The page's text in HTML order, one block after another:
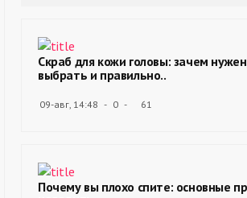
Скраб для кожи головы: зачем
выбрать и правильно..
09-авг, 14:48 0 61
Почему вы плохо спите: основные